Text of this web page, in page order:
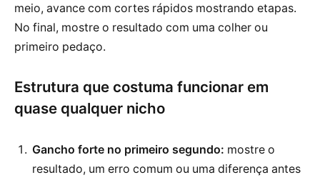
meio, avance com cortes rápidos mostrando etapas.
No final, mostre o resultado com uma colher ou
primeiro pedaço.
Estrutura que costuma funcionar em
quase qualquer nicho
Gancho forte no primeiro segundo: mostre o
resultado, um erro comum ou uma diferença antes